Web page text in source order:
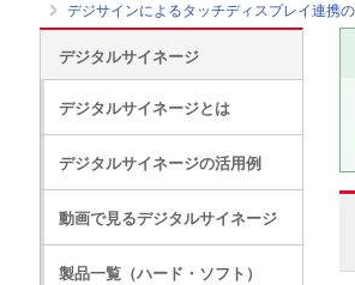
デジサインによるタッチディスプレイ連携
デジタルサイネージ
デジタルサイネージとは
デジタルサイネージの活用例
動画で見るデジタルサイネージ
製品一覧（ハード・ソフト）